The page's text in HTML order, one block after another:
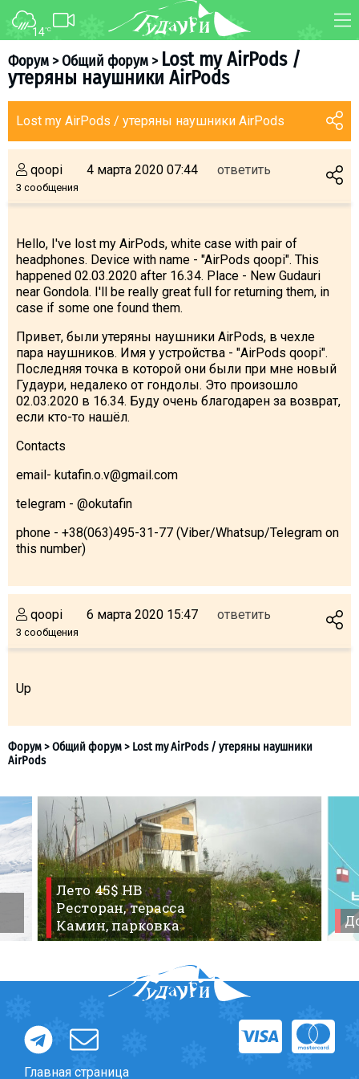
14°C
Форум>Общий форум> Lost my AirPods /
утеряны наушники AirPods
Lost my AirPods / утеряны наушники AirPods
qoopi
3 сообщения
4 марта 2020 07:44 ответить
Hello, I've lost my AirPods, white case with pair of
headphones. Device with name - "AirPods qoopi". This
happened 02.03.2020 after 16.34. Place - New Gudauri
near Gondola. I'll be really great full for returning them, in
case if some one found them.
Привет, были утеряны наушники AirPods, в чехле
пара наушников. Имя у устройства - "AirPods qoopi".
Последняя точка в которой они были при мне новый
Гудаури, недалеко от гондолы. Это произошло
02.03.2020 в 16.34. Буду очень благодарен за возврат,
если кто-то нашёл.
Contacts
email- kutafin.o.v@gmail.com
telegram - @okutafin
phone - +38(063)495-31-77 (Viber/Whatsup/Telegram on
this number)
qoopi
3 сообщения
6 марта 2020 15:47 ответить
Up
Форум>Общий форум>Lost my AirPods / утеряны
Лето 45$ HB
Ресторан, терасса
Камин, парковка
Главная страница
ФОРУМ КАРТА
WEBCAM
ТРАНСФЕР
О курорте
Схема трасс
Инструкторы
Прокат
Дети в Гудаури
Развлечения
Календарь событий
Телеграм-канал
Гудаури
INFO
ПРОЖИВАНИЕ
Квартиры
Коттеджи
% Горячие предложения
Казбеги
Другое
Деньги
Галерея
Отчеты
Безопасность